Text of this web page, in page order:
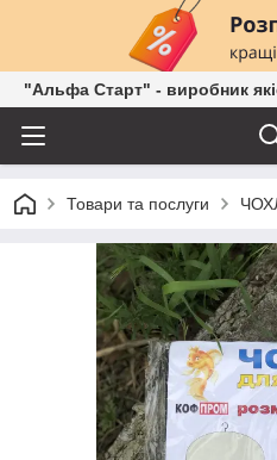
"Альфа Старт" - виробник
Товари та послуги